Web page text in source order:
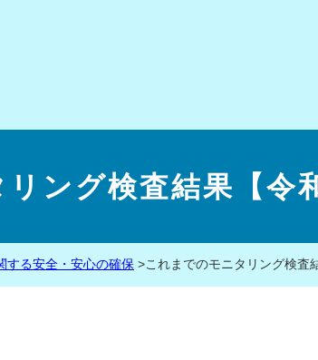
ング検査結果【令
する安全・安心の確保 >これまでのモニタリング検査